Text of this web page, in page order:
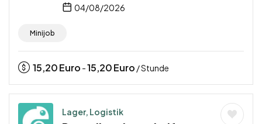
04/08/2026
Minijob
15,20Euro -15,20Euro / Stunde
Lager, Logistik